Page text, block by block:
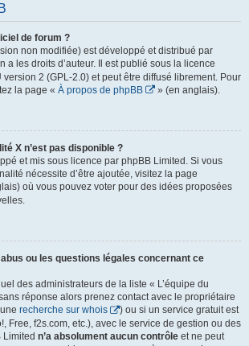
de forum ?
non modifiée) est développé et distribué par
a les droits d’auteur. Il est publié sous la licence
2 (GPL-2.0) et peut être diffusé librement. Pour
la page « À propos de phpBB » (en anglais).
X n’est pas disponible ?
et mis sous licence par phpBB Limited. Si vous
nécessite d’être ajoutée, visitez la page
où vous pouvez voter pour des idées proposées
ou les questions légales concernant ce
des administrateurs de la liste « L’équipe du
réponse alors prenez contact avec le propriétaire
recherche sur whois
) ou si un service gratuit est
Free, f2s.com, etc.), avec le service de gestion ou des
Limited n’a absolument aucun contrôle et ne peut